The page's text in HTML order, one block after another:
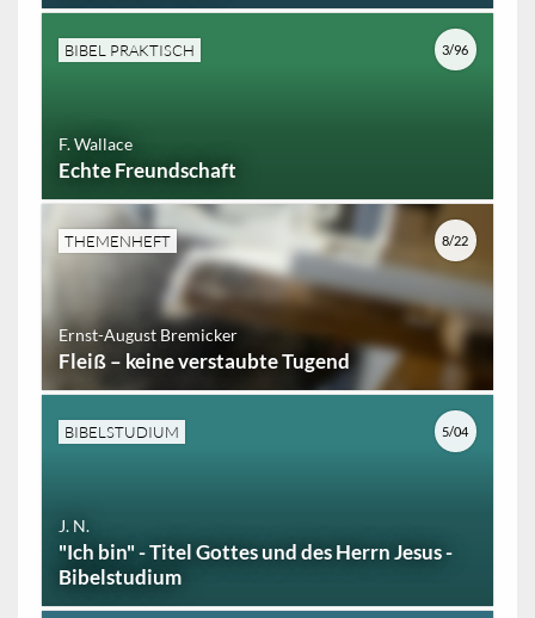
BIBEL PRAKTISCH
F. Wallace
Echte Freundschaft
3/96
THEMENHEFT
Ernst-August Bremicker
Fleiß – keine verstaubte Tugend
8/22
BIBELSTUDIUM
J. N.
"Ich bin" - Titel Gottes und des Herrn Jesus -
Bibelstudium
5/04